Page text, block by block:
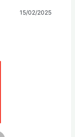
15/02/2025